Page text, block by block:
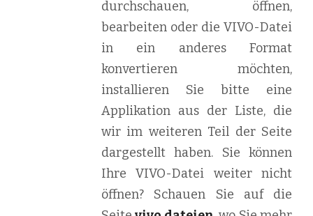
durchschauen, öffnen,
bearbeiten oder die VIVO-Datei
in ein anderes Format
konvertieren möchten,
installieren Sie bitte eine
Applikation aus der Liste, die
wir im weiteren Teil der Seite
dargestellt haben. Sie können
Ihre VIVO-Datei weiter nicht
öffnen? Schauen Sie auf die